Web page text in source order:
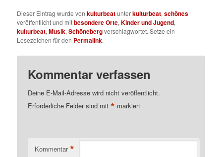
Dieser Eintrag wurde vonkulturbeatunterkulturbeat,schönes
veröffentlicht und mitbesondere Orte,Kinder und Jugend,
kulturbeat,Musik,Schönebergverschlagwortet. Setze ein
Lesezeichen für den Permalink.
Kommentar verfassen
Deine E-Mail-Adresse wird nicht veröffentlicht.
Erforderliche Felder sind mit* markiert
Kommentar *